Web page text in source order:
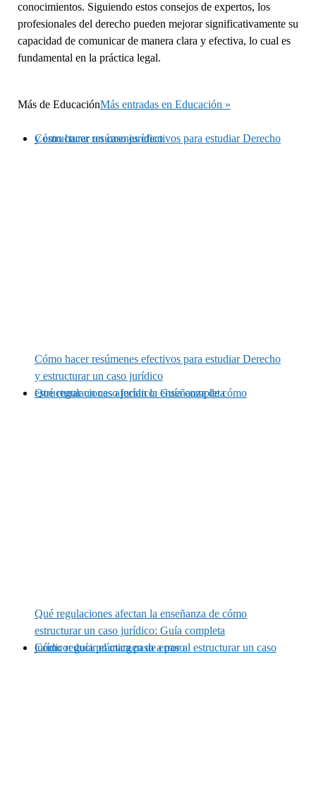
conocimientos. Siguiendo estos consejos de expertos, los
profesionales del derecho pueden mejorar significativamente su
capacidad de comunicar de manera clara y efectiva, lo cual es
fundamental en la práctica legal.
Más de EducaciónMás entradas en Educación »
Cómo hacer resúmenes efectivos para estudiar Derecho y estructurar un caso jurídico
Cómo hacer resúmenes efectivos para estudiar Derecho
y estructurar un caso jurídico
Qué regulaciones afectan la enseñanza de cómo estructurar un caso jurídico: Guía completa
Qué regulaciones afectan la enseñanza de cómo
estructurar un caso jurídico: Guía completa
Cómo reducir el margen de error al estructurar un caso jurídico: guía práctica paso a paso